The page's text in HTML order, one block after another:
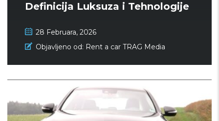
Definicija Luksuza i Tehnologije
28 Februara, 2026
Objavljeno od: Rent a car TRAG Media